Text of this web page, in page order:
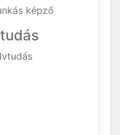
képző